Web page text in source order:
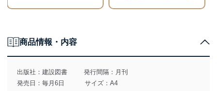
ひ ろ ば
日建連表彰「土木賞」の紹介
2022年度土木学会デザイン賞決まる
紅林 章央
ひろば
永元 直樹
商品情報・内容
出版社： 建設図書
発行間隔：月刊
発売日：毎月6日
サイズ：A4